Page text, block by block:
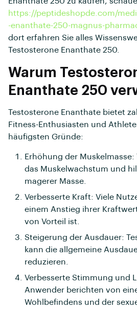
https://peptideshopde.com/
-enanthate-250-magnus-
dort erfahren Sie alles
Testosterone Enanthate 250.
Warum
Enanthate 250
Testosterone Enanthate bietet
Fitness-Enthusiasten und
häufigsten Gründe:
Erhöhung der
das Muskelwachstum und
magerer Masse.
Verbesserte Kraft: Viele
einem Anstieg ihrer
von Vorteil ist.
Steigerung der Ausdauer:
kann die allgemeine
reduzieren.
Verbesserte Stimmung und
Anwender berichten von
Wohlbefindens und der